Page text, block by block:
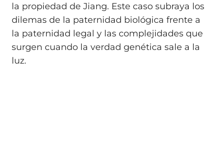
la propiedad de Jiang. Este caso subraya los
dilemas de la paternidad biológica frente a
la paternidad legal y las complejidades que
surgen cuando la verdad genética sale a la
luz.